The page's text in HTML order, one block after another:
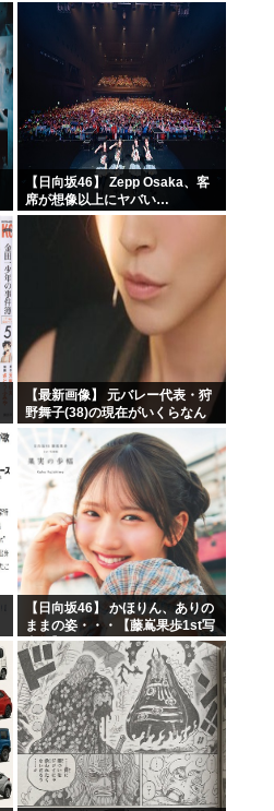
わいそう…会社滅茶苦茶やろな
【日向坂46】 Zepp Osaka、客
席が想像以上にヤバい…
【最新画像】 元バレー代表・狩
野舞子(38)の現在がいくらなん
でも即ハボすぎる！
【日向坂46】 かほりん、ありの
ままの姿・・・【藤嶌果歩1st写
真集】